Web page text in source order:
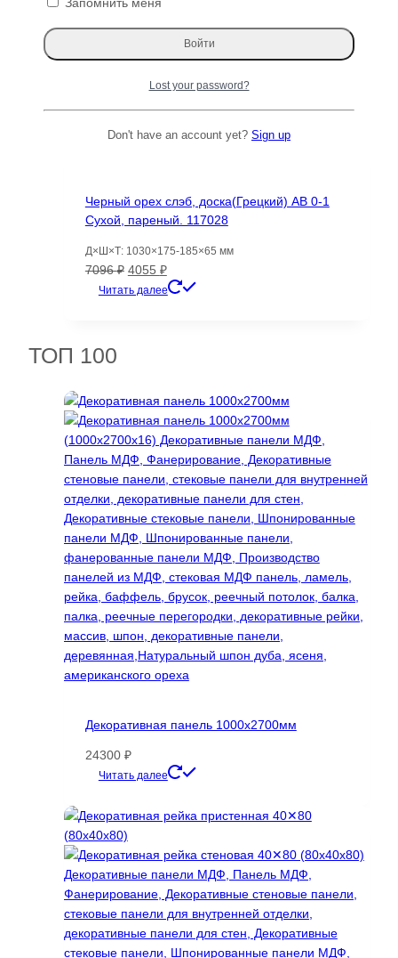
Д×Ш×Т: 3080×250-520×70 мм
Первоначальная
составляла
52251 ₽.
Текущая
36576 ₽.
Распродажа!
Черный орех слэб, доска(Грецкий) AB 0-1
Сухой, пареный. 117028
Д×Ш×Т: 1030×175-185×65 мм
7096₽ Первоначальная
цена
4055 ₽Текущая
цена:
Читать далее
ТОП 100
Декоративная панель 1000х2700мм
24300 ₽
Читать далее
имеет
вариаций.
Опции
можно
выбрать
на
странице
Lost your password?
Don't have an account yet? Sign up